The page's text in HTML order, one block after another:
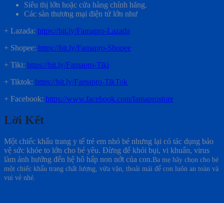
Siêu thị lớn hoặc cửa hàng chính hãng.
Các sàn thương mại điện tử lớn như
+ Lazada: https://bit.ly/Famapro-Lazada
+ Shopee: https://bit.ly/Famapro-Shopee
+ Tiki: https://bit.ly/Famapro-Tiki
+ Tiktok: https://bit.ly/Famapro-TikTok
+ Facebook: https://www.facebook.com/famaprostore
Lời Kết
Một chiếc khẩu trang y tế trẻ em nhỏ bé nhưng lại có tác dụng bảo
vệ sức khỏe to lớn cho bé yêu. Đừng để khói bụi, vi khuẩn, virus
làm ảnh hưởng đến hệ hô hấp non nớt của con.Ba mẹ hãy chọn cho bé
một chiếc khẩu trang chất lượng, vừa vặn, thoải mái để con luôn an toàn và
vui vẻ nhé.